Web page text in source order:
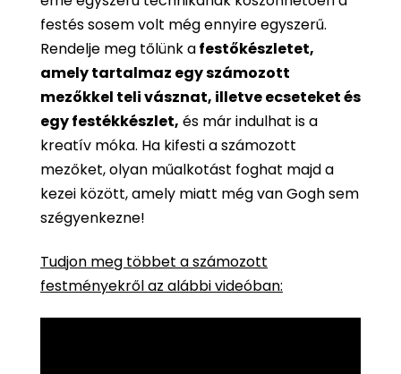
festés sosem volt még ennyire egyszerű.
Rendelje meg tőlünk afestőkészletet,
amely tartalmaz egy számozott
mezőkkel teli vásznat, illetve ecseteket és
egy festékkészlet, és már indulhat is a
kreatív móka. Ha kifesti a számozott
mezőket, olyan műalkotást foghat majd a
kezei között, amely miatt még van Gogh sem
szégyenkezne!
Tudjon meg többet a számozott
festményekről az alábbi videóban: